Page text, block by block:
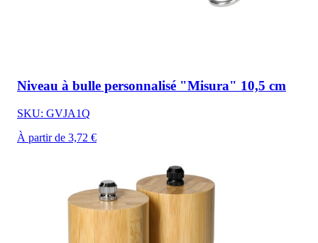
Niveau à bulle personnalisé "Misura" 10,5 cm
SKU: GVJA1Q
À partir de 3,72 €